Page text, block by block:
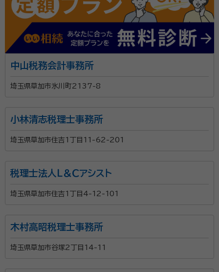
中山税務会計事務所
埼玉県草加市氷川町2137-8
小林清志税理士事務所
埼玉県草加市住吉1丁目11-62-201
税理士法人Ｌ＆Ｃアシスト
埼玉県草加市住吉1丁目4-12-101
木村高昭税理士事務所
埼玉県草加市谷塚2丁目14-11